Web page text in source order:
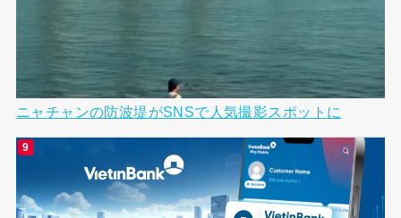
ニャチャンの防波堤がSNSで人気撮影スポットに